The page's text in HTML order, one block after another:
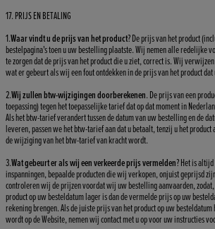
17. PRIJS EN BETALING
1.Waar vindt u de prijs van het product? De prijs van het product
bestelpagina's toen u uw bestelling plaatste. Wij nemen alle redelijke
te zorgen dat de prijs van het product die u ziet, correct is. Wij
wat er gebeurt als wij een fout ontdekken in de prijs van het product dat
2.Wij zullen btw-wijzigingen doorberekenen. De prijs van een
toepassing) tegen het toepasselijke tarief dat op dat moment in
Als het btw-tarief verandert tussen de datum van uw bestelling en de
leveren, passen we het btw-tarief aan dat u betaalt, tenzij u het
de wijziging van het btw-tarief van kracht wordt.
3.Wat gebeurt er als wij een verkeerde prijs vermelden? Het is
inspanningen, bepaalde producten die wij verkopen, onjuist geprijsd
controleren wij de prijzen voordat wij uw bestelling aanvaarden,
product op uw besteldatum lager is dan de vermelde prijs op uw
rekening brengen. Als de juiste prijs van het product op uw
wordt op de Website, nemen wij contact met u op voor uw instructies